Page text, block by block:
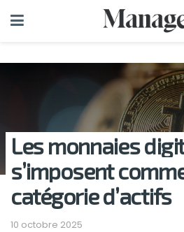
Les monnaies
s’imposent
catégorie d’actifs
10 octobre 2025